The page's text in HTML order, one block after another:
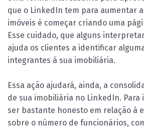
que o LinkedIn tem para aumentar
imóveis é começar criando uma
Esse cuidado, que alguns
ajuda os clientes a identificar
integrantes à sua imobiliária.
Essa ação ajudará, ainda, a
de sua imobiliária no LinkedIn. Para
ser bastante honesto em relação à
sobre o número de funcionários,